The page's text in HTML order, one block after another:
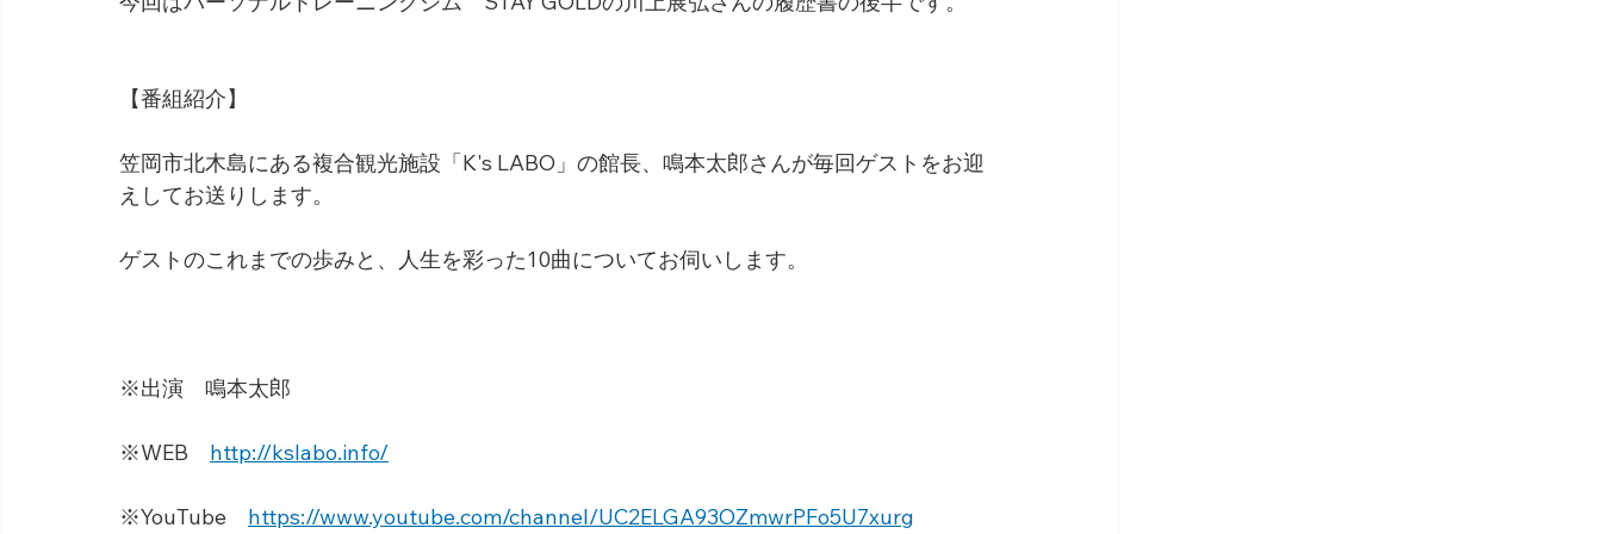
【番組紹介】
笠岡市北木島にある複合観光施設「K's LABO」の館長、鳴本太郎さんが毎回ゲストをお迎
えしてお送りします。
ゲストのこれまでの歩みと、人生を彩った10曲についてお伺いします。
※出演　鳴本太郎
※WEB http://kslabo.info/
※YouTube https://www.youtube.com/channel/UC2ELGA93OZmwrPFo5U7xurg